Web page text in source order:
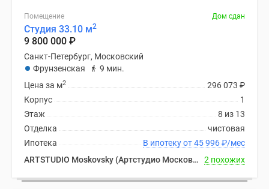
Помещение Дом сдан
Студия 33.10 м2
9 800 000 ₽
Санкт-Петербург, Московский
Фрунзенская
9 мин.
296 073 ₽
Цена за м2
1
Корпус
8 из 13
Этаж
чистовая
Отделка
В ипотеку от 45 996₽/мес
Ипотека
ARTSTUDIO Moskovsky (Артстудио Московский)
2 похожих